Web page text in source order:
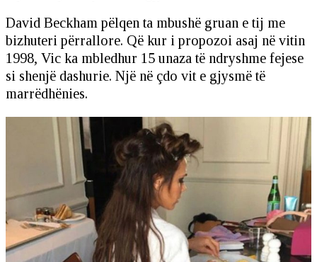
David Beckham pëlqen ta mbushë gruan e tij me
bizhuteri përrallore. Që kur i propozoi asaj në vitin
1998, Vic ka mbledhur 15 unaza të ndryshme fejese
si shenjë dashurie. Një në çdo vit e gjysmë të
marrëdhënies.